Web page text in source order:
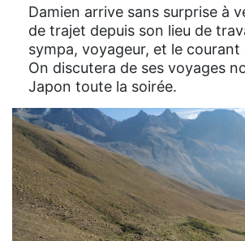
Damien arrive sans surprise à
de trajet depuis son lieu de
sympa, voyageur, et le courant
On discutera de ses voyages
Japon toute la soirée.